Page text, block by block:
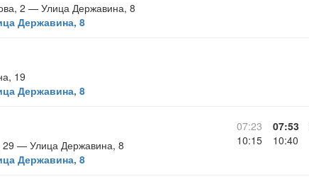
2 — Улица Державина, 8
Державина, 8
19
Державина, 8
— Улица Державина, 8
Державина, 8
07:23 07:53
10:15
10:40